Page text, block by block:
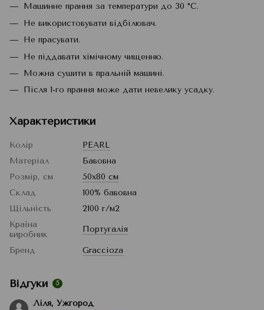
Машинне прання за температури до 30 °C.
Не використовувати відбілювач.
Не прасувати.
Не піддавати хімічному чищенню.
Можна сушити в пральній машині.
Після 1-го прання може дати невелику усадку.
Характеристики
Колір
PEARL
Матеріал
Бавовна
Розмір, см
50x80 см
Склад
100% бавовна
Щільність
2100 г/м2
Країна
виробник
Португалія
Бренд Graccioza
Відгуки 5
Ліля, Ужгород